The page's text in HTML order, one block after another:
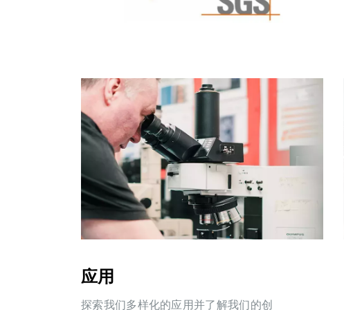
应用
探索我们多样化的应用并了解我们的创